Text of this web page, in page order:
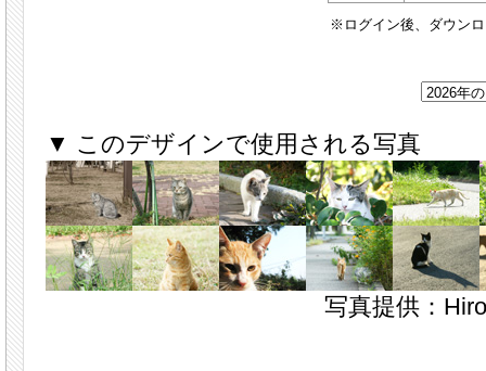
※ログイン後、ダウン
▼ このデザインで使用される写真
写真提供：